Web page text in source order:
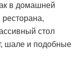
в домашней
ресторана,
стол
шале и подобные